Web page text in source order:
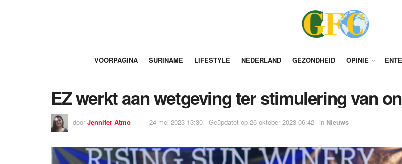
VOORPAGINA SURINAME LIFESTYLE NEDERLAND GEZONDHEID OPINIE
EZ werkt aan wetgeving ter stimulering van
door Jennifer Atmo 24 mei 2023 13:30 - Geüpdatet op 26 oktober 2023 06:42 in Nieuws